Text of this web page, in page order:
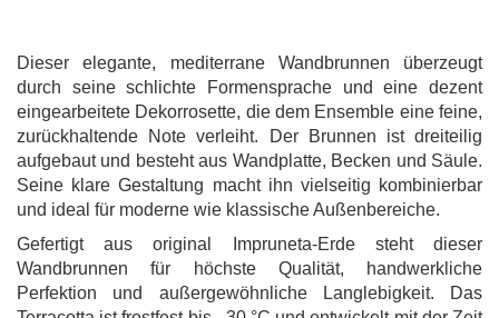
Dieser elegante, mediterrane Wandbrunnen überzeugt
durch seine schlichte Formensprache und eine dezent
eingearbeitete Dekorrosette, die dem Ensemble eine feine,
zurückhaltende Note verleiht. Der Brunnen ist dreiteilig
aufgebaut und besteht aus Wandplatte, Becken und Säule.
Seine klare Gestaltung macht ihn vielseitig kombinierbar
und ideal für moderne wie klassische Außenbereiche.
Gefertigt aus original Impruneta-Erde steht dieser
Wandbrunnen für höchste Qualität, handwerkliche
Perfektion und außergewöhnliche Langlebigkeit. Das